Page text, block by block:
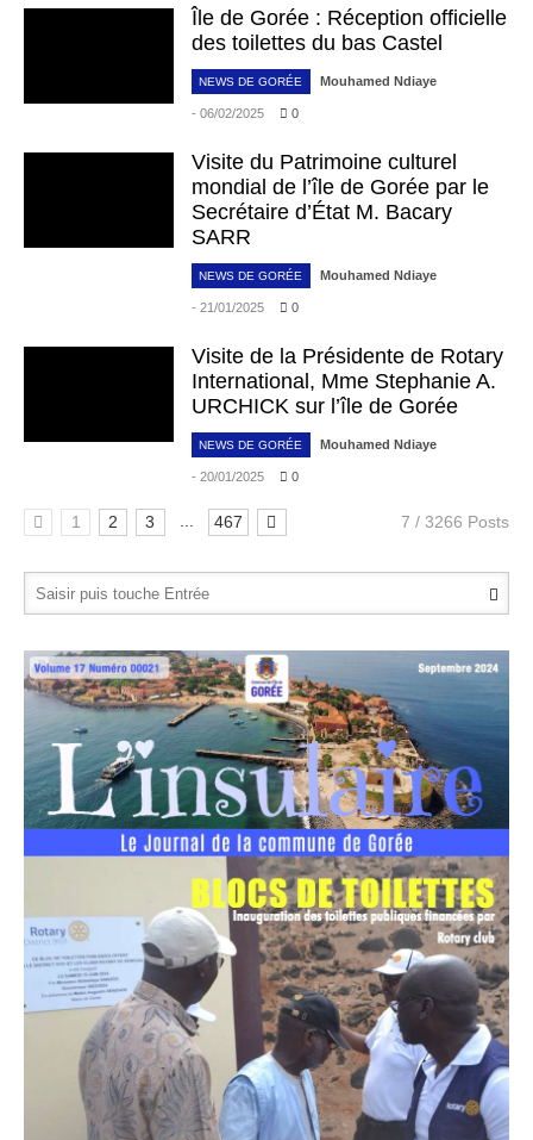
Île de Gorée : Réception officielle
des toilettes du bas Castel
NEWS DE GORÉE Mouhamed Ndiaye
- 06/02/2025 0
Visite du Patrimoine culturel
mondial de l’île de Gorée par le
Secrétaire d’État M. Bacary
SARR
NEWS DE GORÉE Mouhamed Ndiaye
- 21/01/2025 0
Visite de la Présidente de Rotary
International, Mme Stephanie A.
URCHICK sur l’île de Gorée
NEWS DE GORÉE Mouhamed Ndiaye
- 20/01/2025 0
1 2 3 ... 467 7 / 3266 Posts